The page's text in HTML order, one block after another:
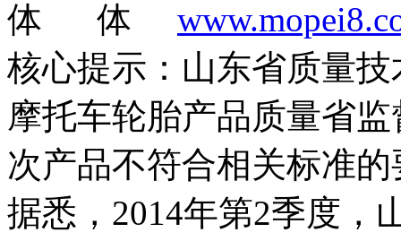
核心提示：山东省质量
摩托车轮胎产品质量省
次产品不符合相关标准的
据悉，2014年第2季度，